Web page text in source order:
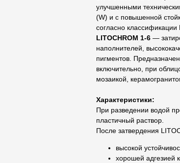
улучшенными
(W) и с повышенной
согласно
LITOCHROM 1-6 —
наполнителей,
пигментов.
включительно, при
мозаикой,
Характеристики:
При разведении водой
пластичный раствор.
После затвердения
высокой
хорошей адгезией